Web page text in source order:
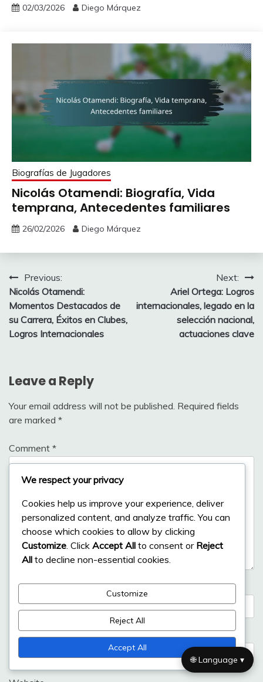
02/03/2026 Diego Márquez
Biografías de Jugadores
Nicolás Otamendi: Biografía, Vida
temprana, Antecedentes familiares
26/02/2026 Diego Márquez
Post
navigation
Previous:
Nicolás Otamendi:
Momentos Destacados de
su Carrera, Éxitos en Clubes,
Logros Internacionales
Next:
Ariel Ortega: Logros
internacionales, legado en la
selección nacional,
actuaciones clave
Leave a Reply
Your email address will not be published. Required fields
are marked *
Comment *
Name*
Email*
We respect your privacy
Cookies help us improve your experience, deliver
personalized content, and analyze traffic. You can
choose which cookies to allow by clicking
Customize . Click Accept All to consent or Reject
All to decline non-essential cookies.
Customize
Reject All
Accept All
🌐 Language ▾